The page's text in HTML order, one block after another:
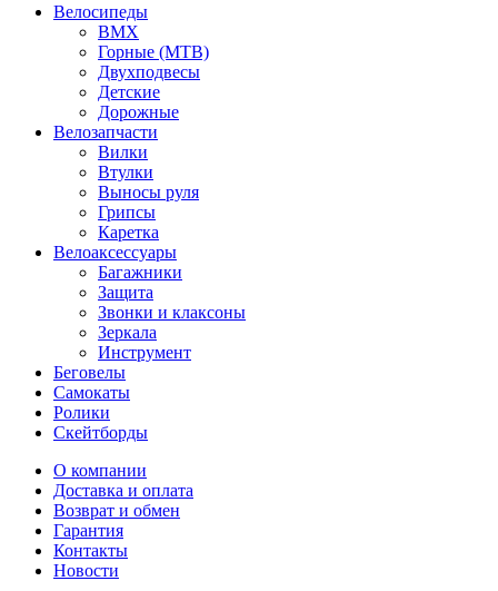
Велосипеды
BMX
Горные (MTB)
Двухподвесы
Детские
Дорожные
Велозапчасти
Вилки
Втулки
Выносы руля
Грипсы
Каретка
Велоаксессуары
Багажники
Защита
Звонки и клаксоны
Зеркала
Инструмент
Беговелы
Самокаты
Ролики
Скейтборды
О компании
Доставка и оплата
Возврат и обмен
Гарантия
Контакты
Новости